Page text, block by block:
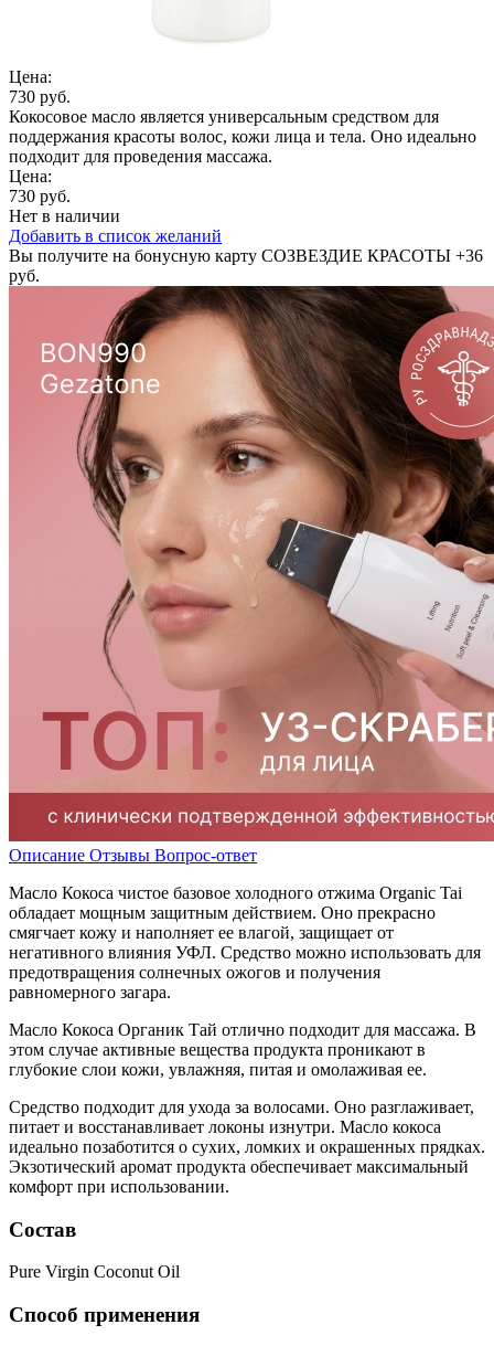
Цена:
730 руб.
Кокосовое масло является универсальным средством для
поддержания красоты волос, кожи лица и тела. Оно идеально
подходит для проведения массажа.
Цена:
730 руб.
Нет в наличии
Добавить в список желаний
Вы получите на бонусную карту СОЗВЕЗДИЕ КРАСОТЫ +36
руб.
Описание Отзывы Вопрос-ответ
Масло Кокоса чистое базовое холодного отжима Organic Tai
обладает мощным защитным действием. Оно прекрасно
смягчает кожу и наполняет ее влагой, защищает от
негативного влияния УФЛ. Средство можно использовать для
предотвращения солнечных ожогов и получения
равномерного загара.
Масло Кокоса Органик Тай отлично подходит для массажа. В
этом случае активные вещества продукта проникают в
глубокие слои кожи, увлажняя, питая и омолаживая ее.
Средство подходит для ухода за волосами. Оно разглаживает,
питает и восстанавливает локоны изнутри. Масло кокоса
идеально позаботится о сухих, ломких и окрашенных прядках.
Экзотический аромат продукта обеспечивает максимальный
комфорт при использовании.
Состав
Pure Virgin Coconut Oil
Способ применения